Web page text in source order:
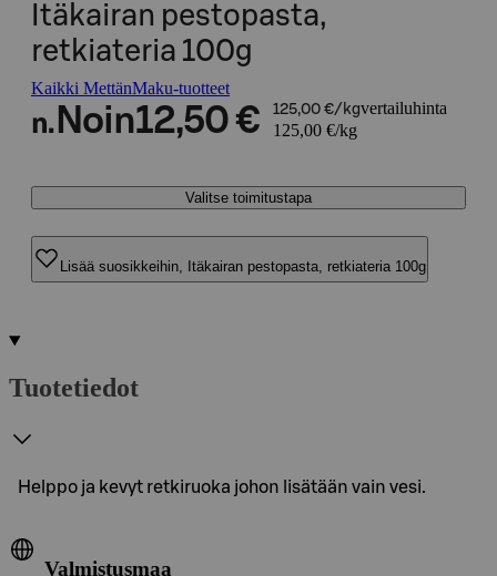
Itäkairan pestopasta,
retkiateria 100g
Kaikki MettänMaku-tuotteet
n. Noin12,50 € 125,00 €/kgvertailuhinta
125,00 €/kg
Valitse toimitustapa
Lisää suosikkeihin, Itäkairan pestopasta, retkiateria 100g
Tuotetiedot
Helppo ja kevyt retkiruoka johon lisätään vain vesi.
Valmistusmaa